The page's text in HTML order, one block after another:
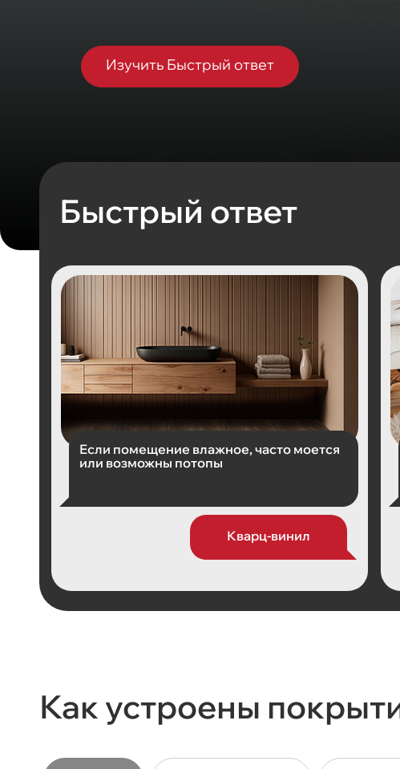
Изучить Быстрый ответ
Быстрый ответ
Если помещение влажное, часто моется
или возможны потопы
Кварц-винил
Как устроены